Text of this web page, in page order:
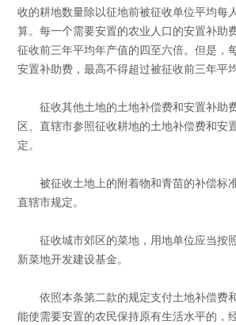
收的耕地数量除以征地前被征收单位平均每
算。每一个需要安置的农业人口的安置补助
征收前三年平均年产值的四至六倍。但是，
安置补助费，最高不得超过被征收前三年平
征收其他土地的土地补偿费和安置补助
区、直辖市参照征收耕地的土地补偿费和安
定。
被征收土地上的附着物和青苗的补偿标准
直辖市规定。
征收城市郊区的菜地，用地单位应当按
新菜地开发建设基金。
依照本条第二款的规定支付土地补偿费
能使需要安置的农民保持原有生活水平的，